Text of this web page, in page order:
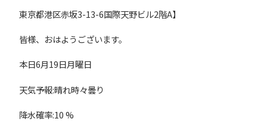
東京都港区赤坂3-13-6国際天野ビル2階A】
皆様、おはようございます。
本日6月19日月曜日
天気予報:晴れ時々曇り
降水確率:10 %